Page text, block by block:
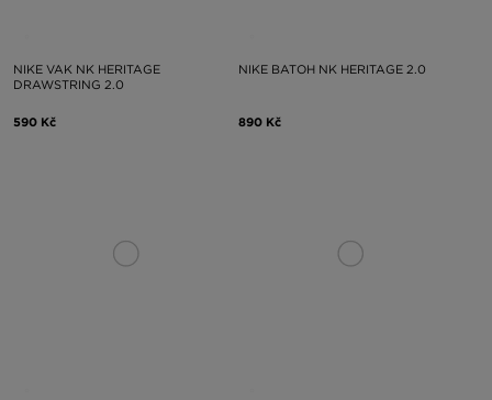
NIKE VAK NK HERITAGE
DRAWSTRING 2.0
590 Kč
NIKE BATOH NK HERITAGE 2.0
890 Kč